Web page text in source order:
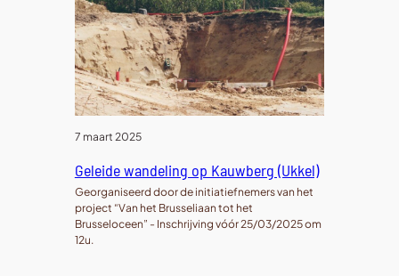
7 maart 2025
Geleide wandeling op Kauwberg (Ukkel)
Georganiseerd door de initiatiefnemers van het
project “Van het Brusseliaan tot het
Brusseloceen” - Inschrijving vóór 25/03/2025 om
12u.